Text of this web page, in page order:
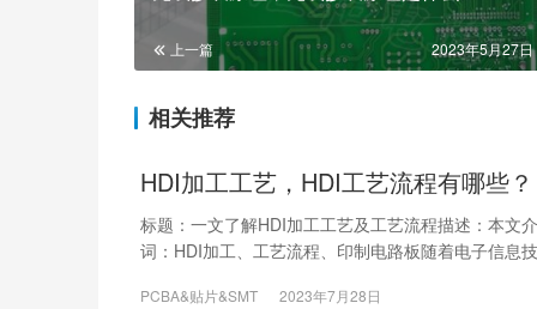
上一篇 2023年5月27
相关推荐
HDI加工工艺，HDI工艺流程有哪些？
标题：一文了解HDI加工工艺及工艺流程描述：本文
词：HDI加工、工艺流程、印制电路板随着电子信息
PCBA&贴片&SMT 2023年7月28日